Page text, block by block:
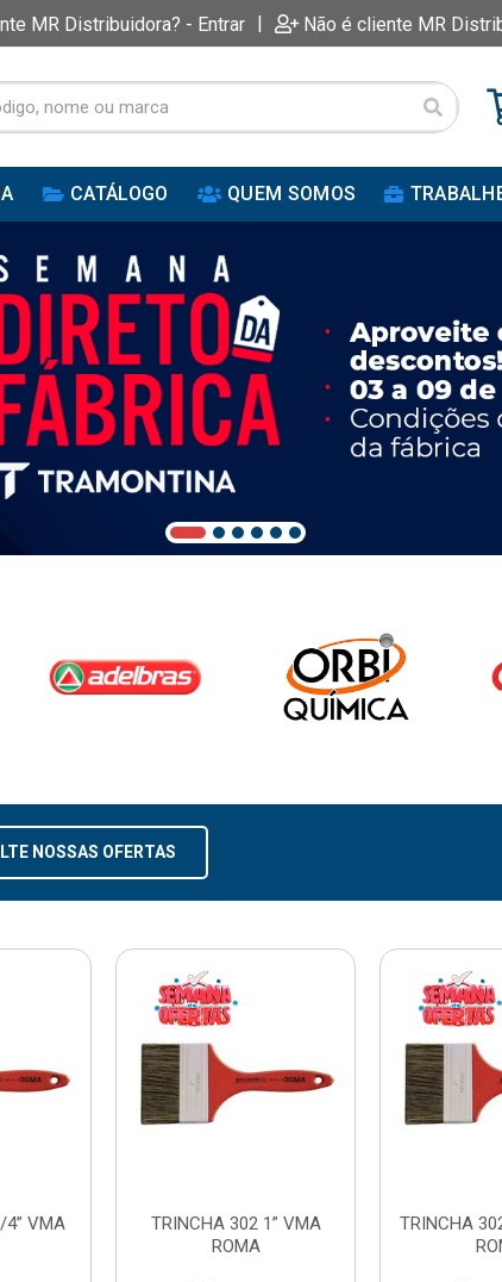
MR Distribuidora? - Entrar | Não é cliente MR
CATÁLOGO QUEM SOMOS
NOSSAS OFERTAS
4” VMA
TRINCHA 302 1” VMA
ROMA
TRINCHA